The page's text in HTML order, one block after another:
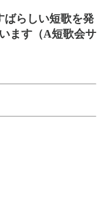
ばらしい短歌を発
ます（A短歌会サ